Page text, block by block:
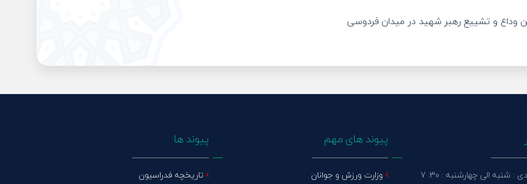
وداع و تشییع رهبر شهید در میدان فردوسی
: شنبه الی چهارشنبه : 30: 7
پیوند های مهم
وزارت ورزش و جوانان
پیوند ها
تاریخچه فدراسیون